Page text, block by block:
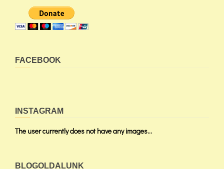
FACEBOOK
INSTAGRAM
The user currently does not have any images...
BLOGOLDALUNK